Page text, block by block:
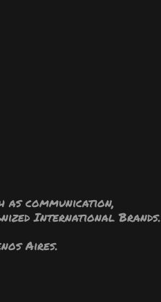
communication,
International Brands.
Aires.